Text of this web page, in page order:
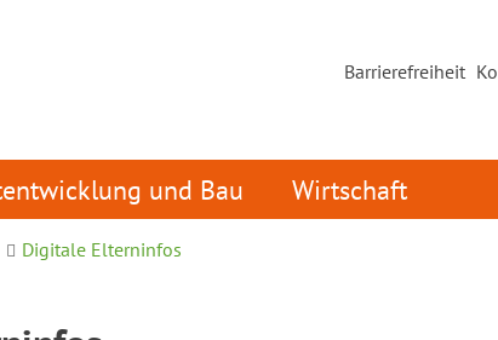
Barrierefreiheit
und Bau Wirtschaft
Digitale Elterninfos